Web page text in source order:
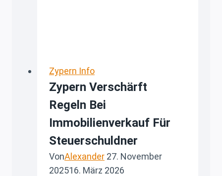
Zypern Info
Zypern Verschärft
Regeln Bei
Immobilienverkauf Für
Steuerschuldner
VonAlexander 27. November
202516. März 2026